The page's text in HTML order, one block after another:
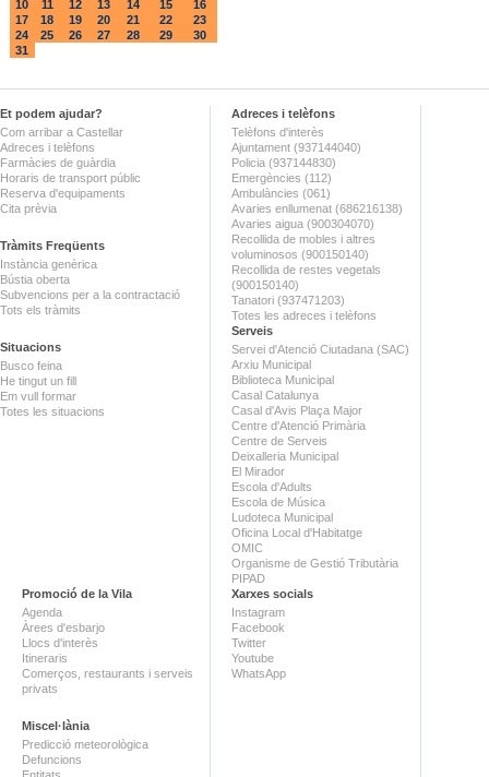
10
11 12 13 14 15
16
17
18 19 20 21 22
23
24
25 26 27 28 29
30
31
Et podem ajudar?
Com arribar a Castellar
Adreces i telèfons
Farmàcies de guàrdia
Horaris de transport públic
Reserva d'equipaments
Cita prèvia
Tràmits Freqüents
Instància genèrica
Bústia oberta
Subvencions per a la contractació
Tots els tràmits
Situacions
Busco feina
He tingut un fill
Em vull formar
Totes les situacions
Adreces i telèfons
Telèfons d'interès
Ajuntament (937144040)
Policia (937144830)
Emergències (112)
Ambulàncies (061)
Avaries enllumenat (686216138)
Avaries aigua (900304070)
Recollida de mobles i altres
voluminosos (900150140)
Recollida de restes vegetals
(900150140)
Tanatori (937471203)
Totes les adreces i telèfons
Serveis
Servei d'Atenció Ciutadana (SAC)
Arxiu Municipal
Biblioteca Municipal
Casal Catalunya
Casal d'Avis Plaça Major
Centre d'Atenció Primària
Centre de Serveis
Deixalleria Municipal
El Mirador
Escola d'Adults
Escola de Música
Ludoteca Municipal
Oficina Local d'Habitatge
OMIC
Organisme de Gestió Tributària
PIPAD
Promoció de la Vila
Agenda
Àrees d'esbarjo
Llocs d'interès
Itineraris
Comerços, restaurants i serveis
privats
Miscel·lània
Predicció meteorològica
Defuncions
Xarxes socials
Instagram
Facebook
Twitter
Youtube
WhatsApp